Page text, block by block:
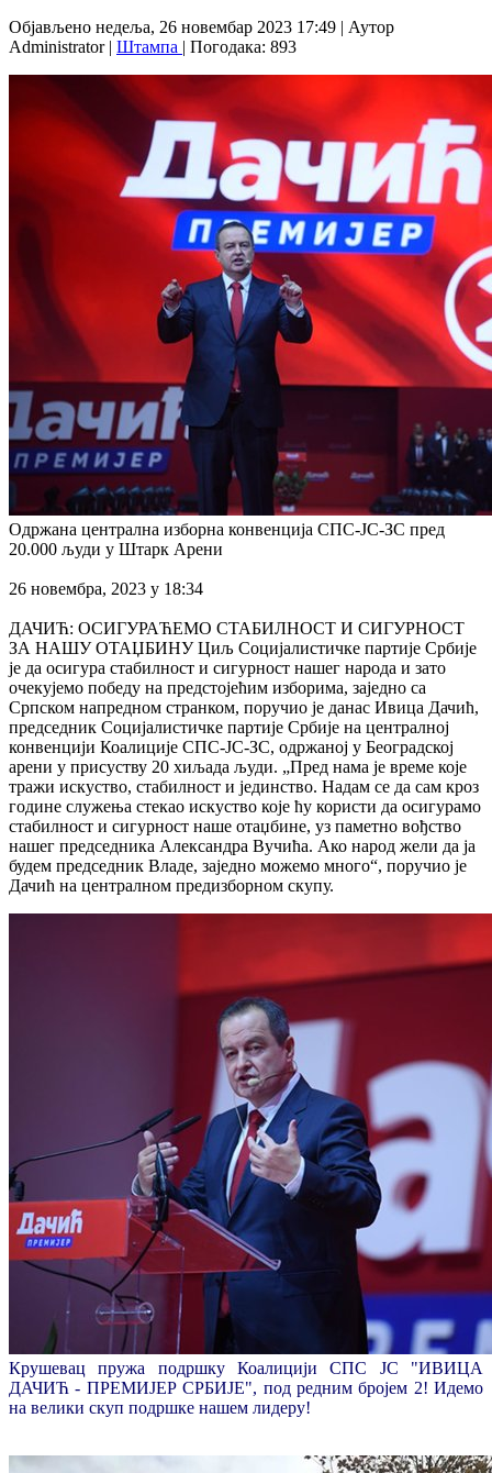
Објављено недеља, 26 новембар 2023 17:49 | Аутор
Administrator| Штампа | Погодака: 893
Одржана централна изборна конвенција СПС-ЈС-ЗС пред
20.000 људи у Штарк Арени
26 новембра, 2023 у 18:34
ДАЧИЋ: ОСИГУРАЋЕМО СТАБИЛНОСТ И СИГУРНОСТ
ЗА НАШУ ОТАЏБИНУ Циљ Социјалистичке партије Србије
је да осигура стабилност и сигурност нашег народа и зато
очекујемо победу на предстојећим изборима, заједно са
Српском напредном странком, поручио је данас Ивица Дачић,
председник Социјалистичке партије Србије на централној
конвенцији Коалиције СПС-ЈС-ЗС, одржаној у Београдској
арени у присуству 20 хиљада људи. „Пред нама је време које
тражи искуство, стабилност и јединство. Надам се да сам кроз
године служења стекао искуство које ћу користи да осигурамо
стабилност и сигурност наше отаџбине, уз паметно вођство
нашег председника Александра Вучића. Ако народ жели да ја
будем председник Владе, заједно можемо много“, поручио је
Дачић на централном предизборном скупу.
Крушевац пружа подршку Коалицији СПС ЈС "ИВИЦА
ДАЧИЋ - ПРЕМИЈЕР СРБИЈЕ", под редним бројем 2! Идемо
на велики скуп подршке нашем лидеру!